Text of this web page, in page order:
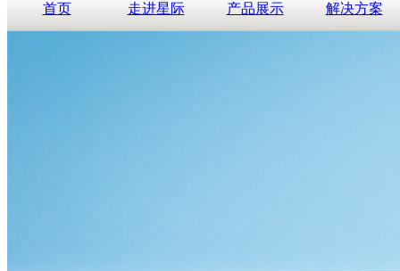
首页 走进星际 产品展示 解决方案